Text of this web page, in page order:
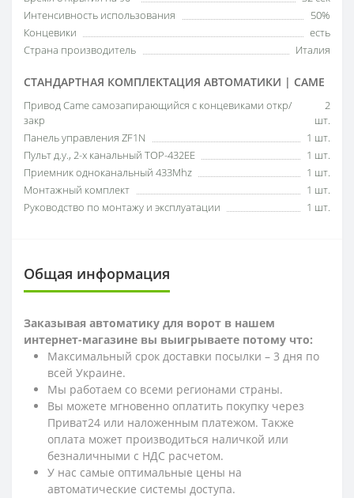
Интенсивность использования
50%
Концевики
есть
Страна производитель
Италия
СТАНДАРТНАЯ КОМПЛЕКТАЦИЯ АВТОМАТИКИ | CAME
Привод Came самозапирающийся с концевиками откр/
закр
2
шт.
Панель управления ZF1N
1 шт.
Пульт д.у., 2-х канальный TOP-432EE
1 шт.
Приемник одноканальный 433Mhz
1 шт.
Монтажный комплект
1 шт.
Руководство по монтажу и эксплуатации
1 шт.
Общая информация
Заказывая автоматику для ворот в нашем
интернет-магазине вы выигрываете потому что:
Максимальный срок доставки посылки – 3 дня по
всей Украине.
Мы работаем со всеми регионами страны.
Вы можете мгновенно оплатить покупку через
Приват24 или наложенным платежом. Также
оплата может производиться наличкой или
безналичными с НДС расчетом.
У нас самые оптимальные цены на
автоматические системы доступа.